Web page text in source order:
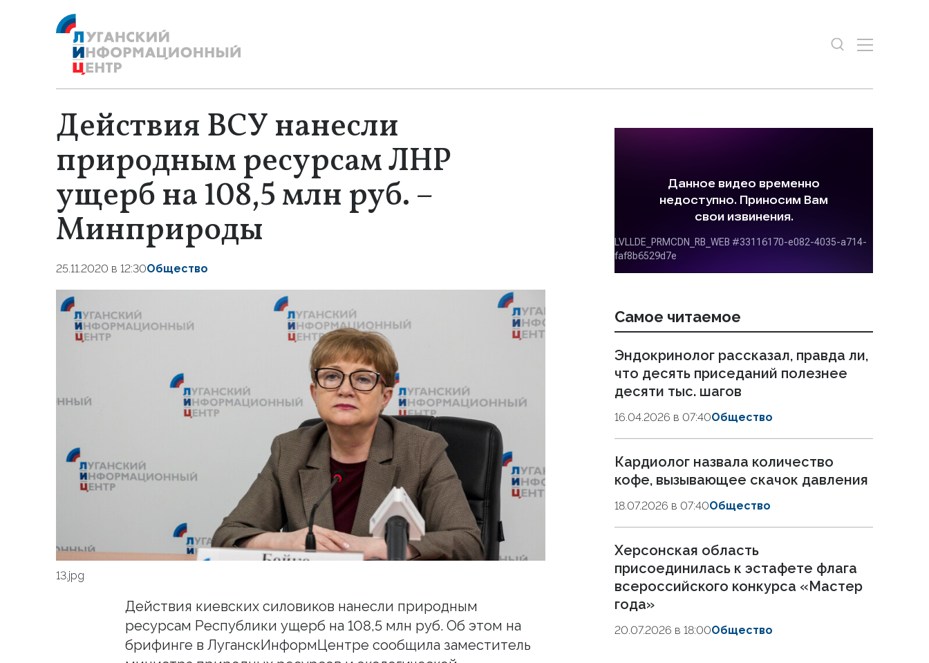
Действия ВСУ нанесли
природным ресурсам ЛНР
ущерб на 108,5 млн руб. –
Минприроды
25.11.2020 в 12:30Общество
13.jpg
Действия киевских силовиков нанесли природным
ресурсам Республики ущерб на 108,5 млн руб. Об этом на
брифинге в ЛуганскИнформЦентре сообщила заместитель
Самое читаемое
Эндокринолог рассказал, правда ли,
что десять приседаний полезнее
десяти тыс. шагов
16.04.2026 в 07:40Общество
Кардиолог назвала количество
кофе, вызывающее скачок давления
18.07.2026 в 07:40Общество
Херсонская область
присоединилась к эстафете флага
всероссийского конкурса «Мастер
года»
20.07.2026 в 18:00Общество